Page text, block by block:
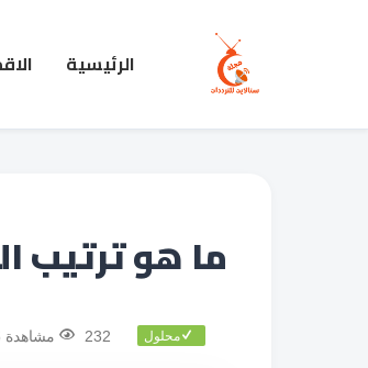
الرئيسية
ما هو ترتيب
محلول 232 مشاهدة